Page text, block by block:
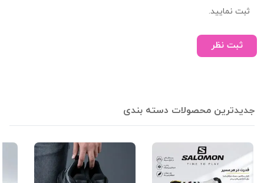
ثبت نمایید.
ثبت نظر
جدیدترین محصولات دسته بندی